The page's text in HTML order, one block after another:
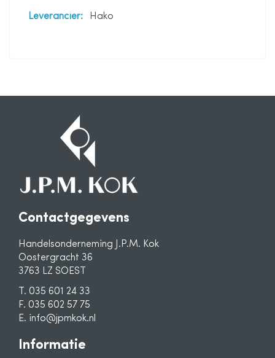
Meer
Hako
Contactgegevens
Handelsonderneming J.P.M. Kok
Oostergracht 36
3763 LZ SOEST
T. 035 601 24 33
F. 035 602 57 75
E. info@jpmkok.nl
Informatie